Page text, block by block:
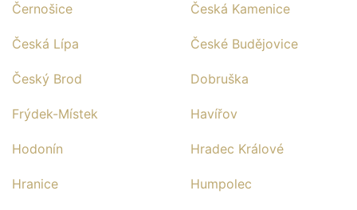
Černošice Česká Kamenice
Česká Lípa České Budějovice
Český Brod Dobruška
Frýdek-Místek Havířov
Hodonín Hradec Králové
Hranice Humpolec